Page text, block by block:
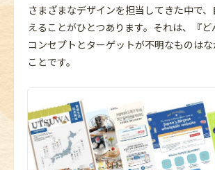
さまざまなデザインを担当してきた中で
えることがひとつあります。それは、『
コンセプトとターゲットが不明なものは
ことです。